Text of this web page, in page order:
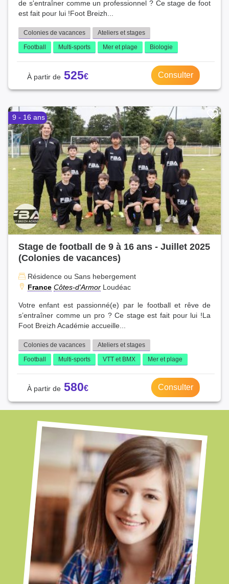
de s'entraîner comme un professionnel ? Ce stage de foot
est fait pour lui !Foot Breizh...
Colonies de vacances
Ateliers et stages
Football
Multi-sports Mer et plage Biologie
525 Consulter
9 - 16 ans
Stage de football de 9 à 16 ans - Juillet 2025
(Colonies de vacances)
Résidence ou Sans hebergement
France Côtes-d'Armor Loudéac
Votre enfant est passionné(e) par le football et rêve de
s’entraîner comme un pro ? Ce stage est fait pour lui !La
Foot Breizh Académie accueille...
Colonies de vacances
Ateliers et stages
Football
Multi-sports VTT et BMX Mer et plage
580 Consulter